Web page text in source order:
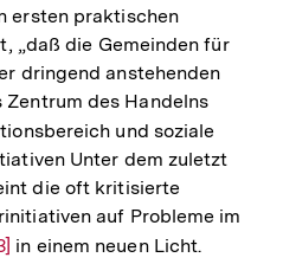
ersten praktischen
„daß die Gemeinden für
dringend anstehenden
des Handelns
und soziale
Unter dem zuletzt
die oft kritisierte
auf Probleme im
in einem neuen Licht.